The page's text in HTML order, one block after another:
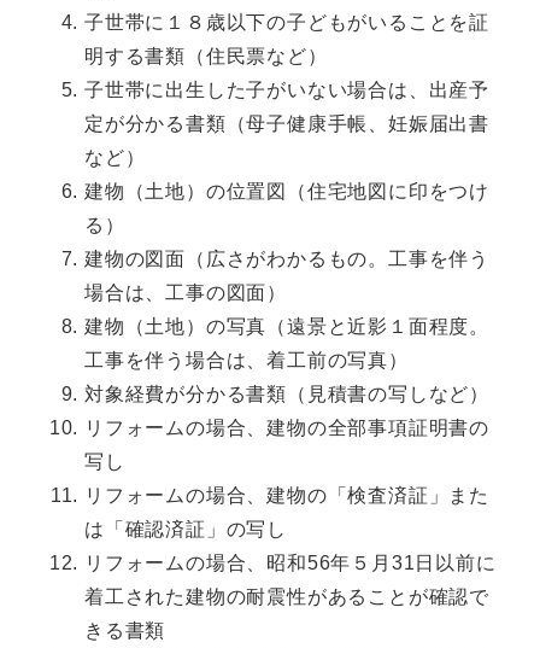
子世帯に１８歳以下の子どもがいることを証
明する書類（住民票など）
子世帯に出生した子がいない場合は、出産予
定が分かる書類（母子健康手帳、妊娠届出書
など）
建物（土地）の位置図（住宅地図に印をつけ
る）
建物の図面（広さがわかるもの。工事を伴う
場合は、工事の図面）
建物（土地）の写真（遠景と近影１面程度。
工事を伴う場合は、着工前の写真）
対象経費が分かる書類（見積書の写しなど）
リフォームの場合、建物の全部事項証明書の
写し
リフォームの場合、建物の「検査済証」また
は「確認済証」の写し
リフォームの場合、昭和56年５月31日以前に
着工された建物の耐震性があることが確認で
きる書類